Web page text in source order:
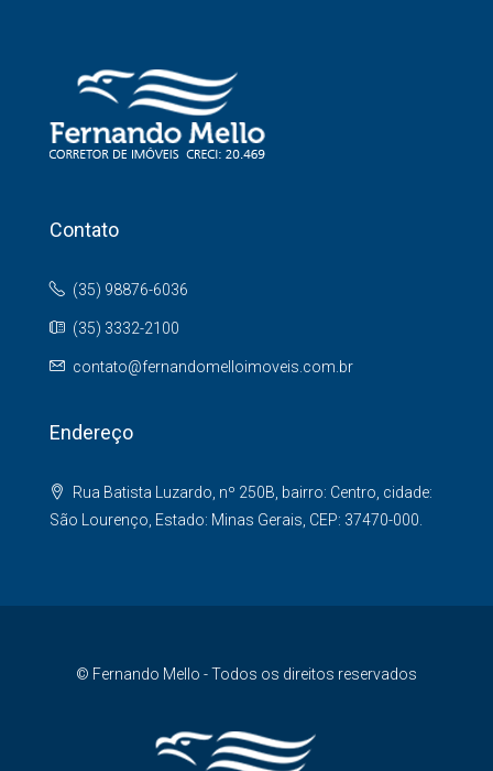
Contato
(35) 98876-6036
(35) 3332-2100
contato@fernandomelloimoveis.com.br
Endereço
Rua Batista Luzardo, nº 250B, bairro: Centro, cidade:
São Lourenço, Estado: Minas Gerais, CEP: 37470-000.
© Fernando Mello - Todos os direitos reservados